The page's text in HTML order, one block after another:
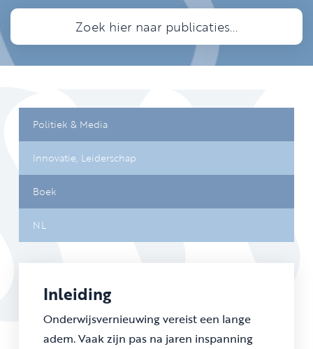
Politiek & Media
Innovatie, Leiderschap
Boek
NL
Inleiding
Onderwijsvernieuwing vereist een lange
adem. Vaak zijn pas na jaren inspanning